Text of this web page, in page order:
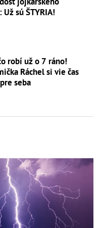
sú ŠTYRIA!
robí už o 7 ráno!
Ráchel si vie čas
seba